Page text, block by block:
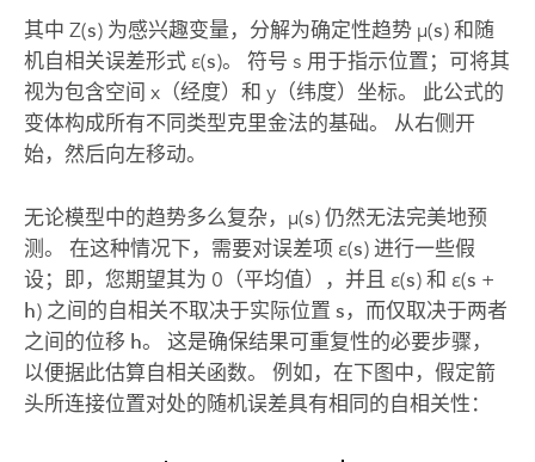
其中 Z(s) 为感兴趣变量，分解为确定性趋势 µ(s) 和随
机自相关误差形式 ε(s)。 符号 s 用于指示位置；可将其
视为包含空间 x（经度）和 y（纬度）坐标。 此公式的
变体构成所有不同类型克里金法的基础。 从右侧开
始，然后向左移动。
无论模型中的趋势多么复杂，µ(s) 仍然无法完美地预
测。 在这种情况下，需要对误差项 ε(s) 进行一些假
设；即，您期望其为 0（平均值），并且 ε(s) 和 ε(s +
h) 之间的自相关不取决于实际位置 s ，而仅取决于两者
之间的位移 h。 这是确保结果可重复性的必要步骤，
以便据此估算自相关函数。 例如，在下图中，假定箭
头所连接位置对处的随机误差具有相同的自相关性：